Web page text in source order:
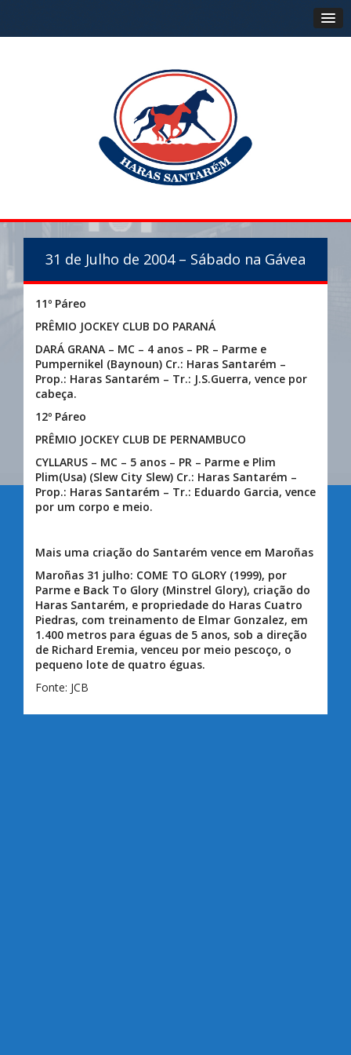
31 de Julho de 2004 – Sábado na Gávea
11º Páreo
PRÊMIO JOCKEY CLUB DO PARANÁ
DARÁ GRANA – MC – 4 anos – PR – Parme e
Pumpernikel (Baynoun) Cr.: Haras Santarém –
Prop.: Haras Santarém – Tr.: J.S.Guerra, vence por
cabeça.
12º Páreo
PRÊMIO JOCKEY CLUB DE PERNAMBUCO
CYLLARUS – MC – 5 anos – PR – Parme e Plim
Plim(Usa) (Slew City Slew) Cr.: Haras Santarém –
Prop.: Haras Santarém – Tr.: Eduardo Garcia, vence
por um corpo e meio.
Mais uma criação do Santarém vence em Maroñas
Maroñas 31 julho: COME TO GLORY (1999), por
Parme e Back To Glory (Minstrel Glory), criação do
Haras Santarém, e propriedade do Haras Cuatro
Piedras, com treinamento de Elmar Gonzalez, em
1.400 metros para éguas de 5 anos, sob a direção
de Richard Eremia, venceu por meio pescoço, o
pequeno lote de quatro éguas.
Fonte: JCB